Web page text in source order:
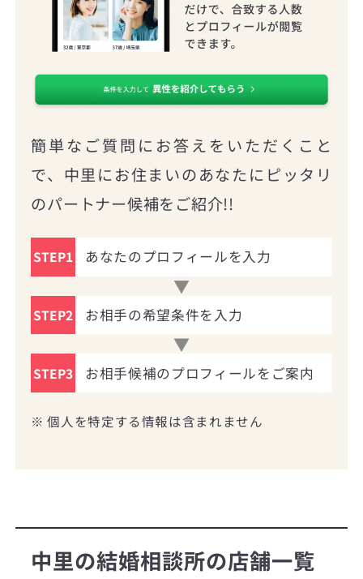
簡単なご質問にお答えをいただくこと
で、中里にお住まいのあなたにピッタリ
のパートナー候補をご紹介!!
STEP1 あなたのプロフィールを入力
STEP2 お相手の希望条件を入力
STEP3 お相手候補のプロフィールをご案内
※ 個人を特定する情報は含まれません
中里の結婚相談所の店舗一覧